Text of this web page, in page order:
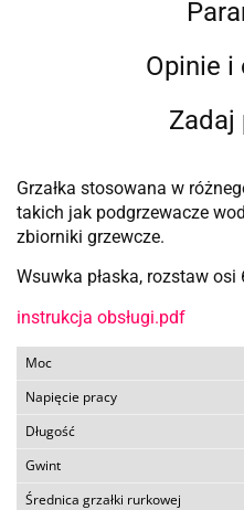
Opinie i
Zadaj
Grzałka stosowana w
takich jak podgrzewacze
zbiorniki grzewcze.
Wsuwka płaska, rozstaw osi
instrukcja obsługi.pdf
Moc
Napięcie pracy
Długość
Gwint
Średnica grzałki rurkowej